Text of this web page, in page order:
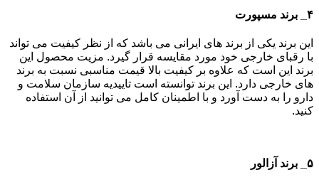
۴_ برند مسپورت
این برند یکی از برند های ایرانی می باشد که از نظر کیفیت می تواند
با رقبای خارجی خود مورد مقایسه قرار گیرد. مزیت محصول این
برند این است که علاوه بر کیفیت بالا قیمت مناسبی نسبت به برند
های خارجی دارد. این برند توانسته است تاییدیه سازمان سلامت و
دارو را به دست آورد و با اطمینان کامل می توانید از آن استفاده
کنید.
۵_ برند آزالور